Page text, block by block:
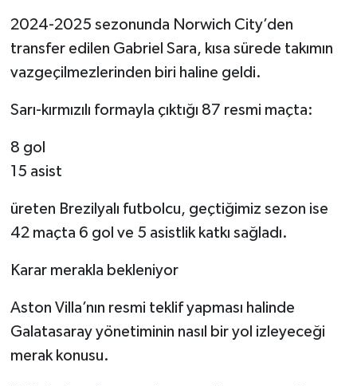
2024-2025 sezonunda Norwich City’den
transfer edilen Gabriel Sara, kısa sürede takımın
vazgeçilmezlerinden biri haline geldi.
Sarı-kırmızılı formayla çıktığı 87 resmi maçta:
8 gol
15 asist
üreten Brezilyalı futbolcu, geçtiğimiz sezon ise
42 maçta 6 gol ve 5 asistlik katkı sağladı.
Karar merakla bekleniyor
Aston Villa’nın resmi teklif yapması halinde
Galatasaray yönetiminin nasıl bir yol izleyeceği
merak konusu.